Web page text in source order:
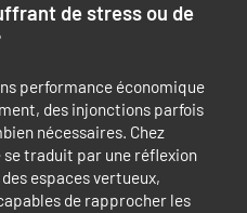
de stress ou de
performance économique
des injonctions parfois
nécessaires. Chez
traduit par une réflexion
espaces vertueux,
de rapprocher les